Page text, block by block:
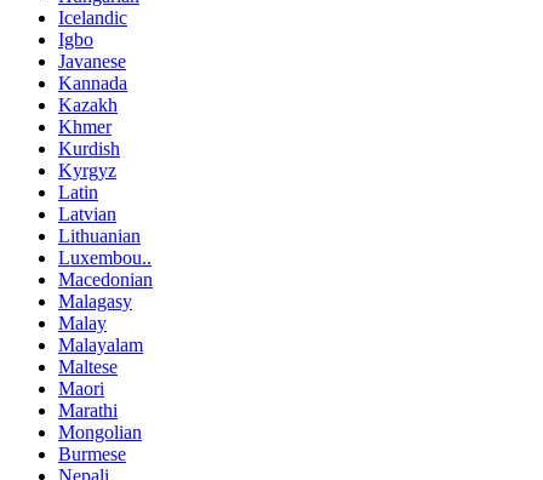
Icelandic
Igbo
Javanese
Kannada
Kazakh
Khmer
Kurdish
Kyrgyz
Latin
Latvian
Lithuanian
Luxembou..
Macedonian
Malagasy
Malay
Malayalam
Maltese
Maori
Marathi
Mongolian
Burmese
Nepali